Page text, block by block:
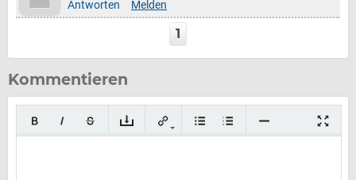
Antworten
Melden
1
Kommentieren